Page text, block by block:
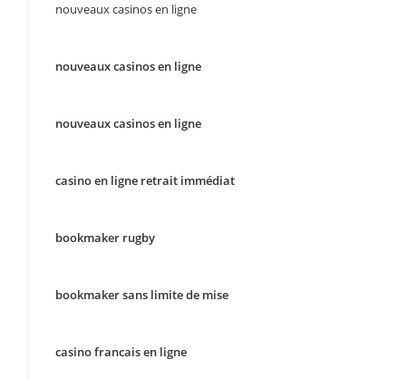
nouveaux casinos en ligne
nouveaux casinos en ligne
nouveaux casinos en ligne
casino en ligne retrait immédiat
bookmaker rugby
bookmaker sans limite de mise
casino francais en ligne